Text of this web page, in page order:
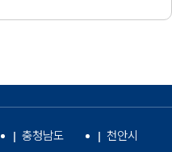
충청남도
천안시